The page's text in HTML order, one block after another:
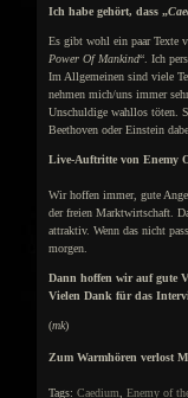
Ich habe gehört, dass „
Es gibt wohl ein paar Texte
Power Of Mankind“. Ich
Im Allgemeinen sind viele
nehmen mich/uns immer
Unschuldige wahllos töten.
Beethoven oder Einstein
Live-Auftritte von Enemy
Wir hoffen immer, gute
der freien Marktwirtschaft.
attraktiv. Wenn das nicht
morgen.
Dann hoffen wir auf gute
Vielen Dank für das
(mk)
Zum Warmhören verlost
Tags: Caedium Enemy of